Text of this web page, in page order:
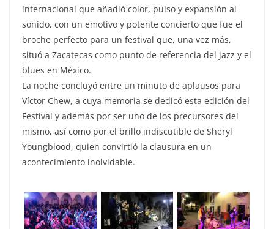
internacional que añadió color, pulso y expansión al
sonido, con un emotivo y potente concierto que fue el
broche perfecto para un festival que, una vez más,
situó a Zacatecas como punto de referencia del jazz y el
blues en México.
La noche concluyó entre un minuto de aplausos para
Víctor Chew, a cuya memoria se dedicó esta edición del
Festival y además por ser uno de los precursores del
mismo, así como por el brillo indiscutible de Sheryl
Youngblood, quien convirtió la clausura en un
acontecimiento inolvidable.